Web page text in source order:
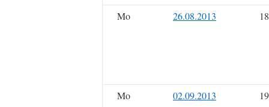
Mo 26.08.2013
Mo 02.09.2013